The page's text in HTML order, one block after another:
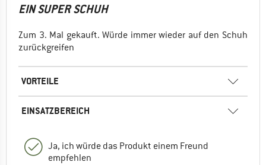
EIN SUPER SCHUH
Zum 3. Mal gekauft. Würde immer wieder auf den Schuh
zurückgreifen
VORTEILE
EINSATZBEREICH
Ja, ich würde das Produkt einem Freund
empfehlen